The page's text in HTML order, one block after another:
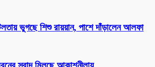
ভুগছে শিশু রায়য়ান, পাশে দাঁড়ালেন আলফা